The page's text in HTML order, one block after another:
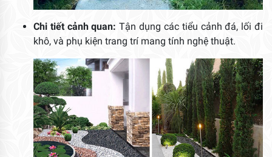
Chi tiết cảnh quan: Tận dụng các tiểu cảnh đá, lối đi
khô, và phụ kiện trang trí mang tính nghệ thuật.